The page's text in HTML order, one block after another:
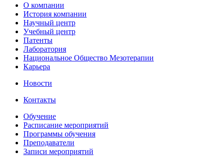
О компании
История компании
Научный центр
Учебный центр
Патенты
Лаборатория
Национальное Общество Мезотерапии
Карьера
Новости
Контакты
Обучение
Расписание мероприятий
Программы обучения
Преподаватели
Записи мероприятий